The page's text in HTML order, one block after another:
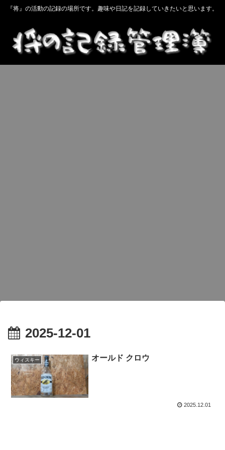
『将』の活動の記録の場所です。趣味や日記を記録していきたいと思います。
2025-12-01
ウィスキー オールド クロウ
2025.12.01